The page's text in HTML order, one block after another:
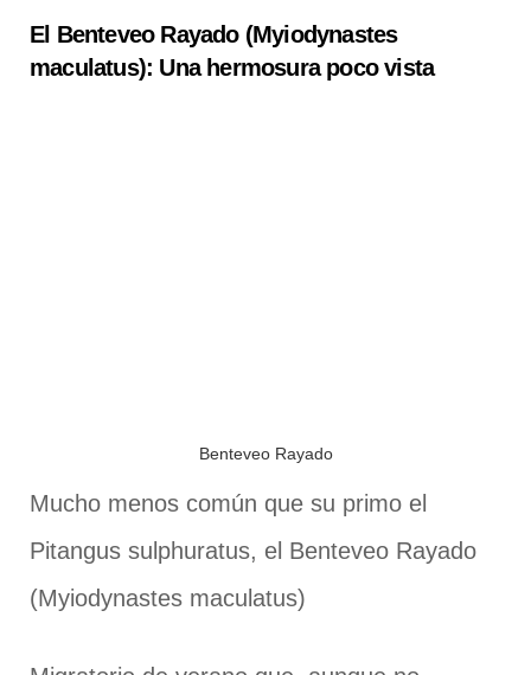
El Benteveo Rayado (Myiodynastes
maculatus): Una hermosura poco vista
Benteveo Rayado
Mucho menos común que su primo el
Pitangus sulphuratus, el Benteveo Rayado
(Myiodynastes maculatus)